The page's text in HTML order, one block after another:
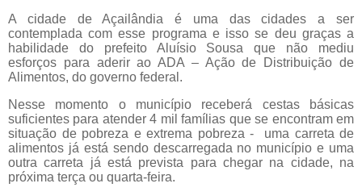
A cidade de Açailândia é uma das cidades a ser
contemplada com esse programa e isso se deu graças a
habilidade do prefeito Aluísio Sousa que não mediu
esforços para aderir ao ADA – Ação de Distribuição de
Alimentos, do governo federal.
Nesse momento o município receberá cestas básicas
suficientes para atender 4 mil famílias que se encontram em
situação de pobreza e extrema pobreza -
uma carreta de
alimentos já está sendo descarregada no município e uma
outra carreta já está prevista para chegar na cidade, na
próxima terça ou quarta-feira.